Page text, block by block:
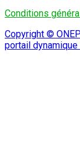
Conditions
Copyright ©
portail